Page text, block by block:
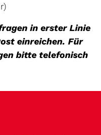
in erster Linie
einreichen. Für
bitte telefonisch